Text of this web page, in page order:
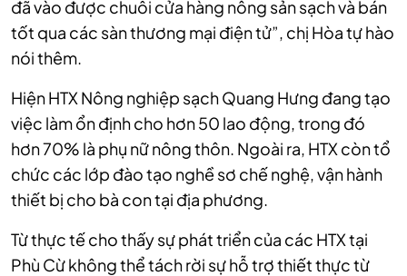
đã vào được chuỗi cửa hàng nông sản sạch và bán
tốt qua các sàn thương mại điện tử”, chị Hòa tự hào
nói thêm.
Hiện HTX Nông nghiệp sạch Quang Hưng đang tạo
việc làm ổn định cho hơn 50 lao động, trong đó
hơn 70% là phụ nữ nông thôn. Ngoài ra, HTX còn tổ
chức các lớp đào tạo nghề sơ chế nghệ, vận hành
thiết bị cho bà con tại địa phương.
Từ thực tế cho thấy sự phát triển của các HTX tại
Phù Cừ không thể tách rời sự hỗ trợ thiết thực từ